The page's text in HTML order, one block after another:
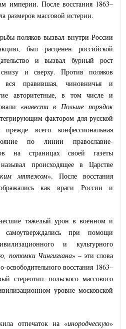
империи. После восстания 1863–
размеров массовой истерии.
поляков вызвал внутри России
был расценен российской
и вызвал бурный рост
и сверху. Против поляков
вся правившая, чиновничья и
авторитетные, в том числе и
«навести в Польше порядок
фактором для русской
прежде всего конфессиональная
по линии православие-
на страницах своей газеты
происходящее в Царстве
мятежом». После восстания
как враги России и
тяжелый урон в военном и
самоутверждались при помощи
и культурного
потомки Чингизхана» – эти слова
восстания 1863–
стереотип польского массового
уровне московской
отпечаток на «инородческую»